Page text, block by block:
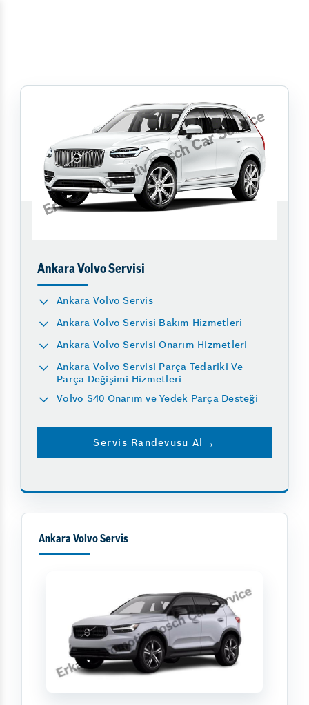
Ankara Volvo Servisi
Ankara Volvo Servis
Ankara Volvo Servisi Bakım Hizmetleri
Ankara Volvo Servisi Onarım Hizmetleri
Ankara Volvo Servisi Parça Tedariki Ve
Parça Değişimi Hizmetleri
Volvo S40 Onarım ve Yedek Parça Desteği
Servis Randevusu Al
Ankara Volvo Servis